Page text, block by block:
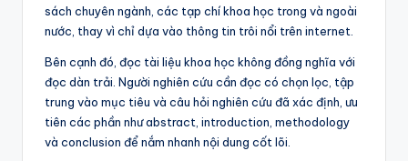
sách chuyên ngành, các tạp chí khoa học trong và ngoài
nước, thay vì chỉ dựa vào thông tin trôi nổi trên internet.
Bên cạnh đó, đọc tài liệu khoa học không đồng nghĩa với
đọc dàn trải. Người nghiên cứu cần đọc có chọn lọc, tập
trung vào mục tiêu và câu hỏi nghiên cứu đã xác định, ưu
tiên các phần như abstract, introduction, methodology
và conclusion để nắm nhanh nội dung cốt lõi.